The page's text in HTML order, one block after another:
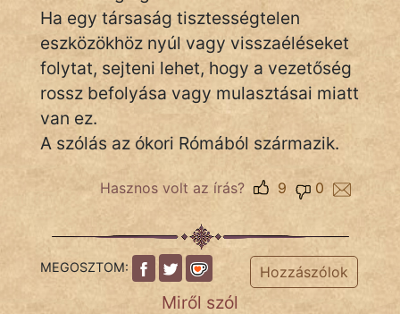
PSZICHO
ZENE
ÉLETMÓD
TÖRTÉNELEM
Népszerű szerzőink:
Ha egy társaság tisztességtelen
eszközökhöz nyúl vagy visszaéléseket
folytat, sejteni lehet, hogy a vezetőség
rossz befolyása vagy mulasztásai miatt
van ez.
A szólás az ókori Rómából származik.
Hasznos volt az írás? 0
9
MEGOSZTOM: Hozzászólok
Miről szól